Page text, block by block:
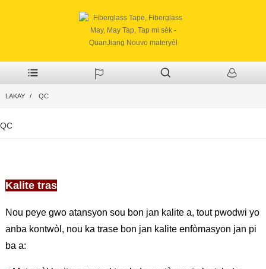
LAKAY QC
QC
Kalite tras
Nou peye gwo atansyon sou bon jan kalite a, tout pwodwi yo
anba kontwòl, nou ka trase bon jan kalite enfòmasyon jan pi
ba a: